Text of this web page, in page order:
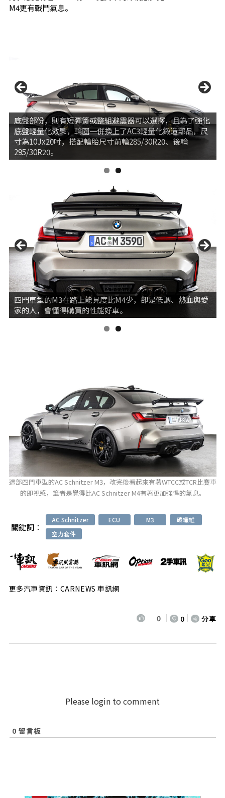
M4更有戰鬥氣息。
底盤部份，則有短彈簧或整組避震器可以選擇，且為了強化
底盤輕量化效果，輪圈一併換上了AC3輕量化鍛造部品，尺
寸為10Jx20吋，搭配輪胎尺寸前輪285/30R20、後輪
295/30R20。
四門車型的M3在路上能見度比M4少，卻是低調、熱血與愛
家的人，會懂得購買的性能好車。
這部四門車型的AC Schnitzer M3，改完後看起來有著WTCC或TCR比賽車
的即視感，筆者是覺得比AC Schnitzer M4有著更加強悍的氣息。
關鍵詞：
AC Schnitzer ECU M3
碳纖維
空力套件
更多汽車資訊：CARNEWS 車訊網
0 0 分享
Please login to comment
0 留言板